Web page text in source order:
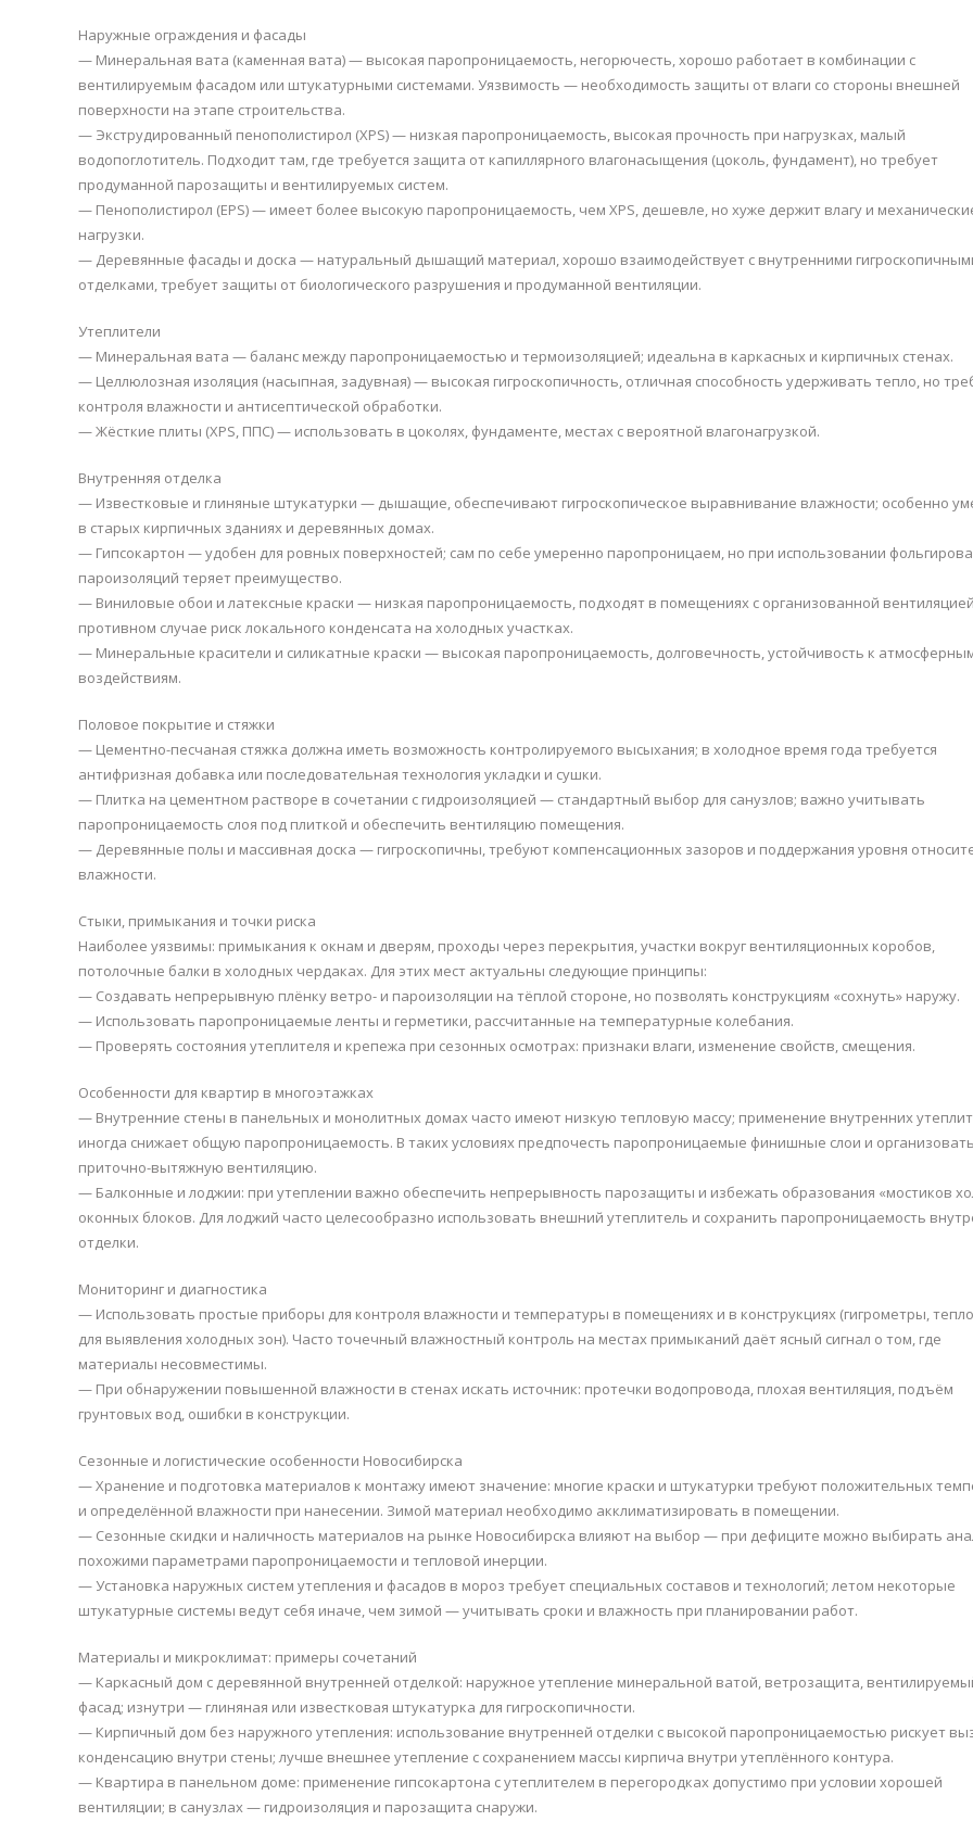
Наружные ограждения и фасады
— Минеральная вата (каменная вата) — высокая паропроницаемость, негорючесть, хорошо работает в комбинации с
вентилируемым фасадом или штукатурными системами. Уязвимость — необходимость защиты от влаги со стороны внешней
поверхности на этапе строительства.
— Экструдированный пенополистирол (XPS) — низкая паропроницаемость, высокая прочность при нагрузках, малый
водопоглотитель. Подходит там, где требуется защита от капиллярного влагонасыщения (цоколь, фундамент), но требует
продуманной парозащиты и вентилируемых систем.
— Пенополистирол (EPS) — имеет более высокую паропроницаемость, чем XPS, дешевле, но хуже держит влагу и
нагрузки.
— Деревянные фасады и доска — натуральный дышащий материал, хорошо взаимодействует с внутренними
отделками, требует защиты от биологического разрушения и продуманной вентиляции.
Утеплители
— Минеральная вата — баланс между паропроницаемостью и термоизоляцией; идеальна в каркасных и кирпичных стенах.
— Целлюлозная изоляция (насыпная, задувная) — высокая гигроскопичность, отличная способность удерживать тепло, но
контроля влажности и антисептической обработки.
— Жёсткие плиты (XPS, ППС) — использовать в цоколях, фундаменте, местах с вероятной влагонагрузкой.
Внутренняя отделка
— Известковые и глиняные штукатурки — дышащие, обеспечивают гигроскопическое выравнивание влажности; особенно
в старых кирпичных зданиях и деревянных домах.
— Гипсокартон — удобен для ровных поверхностей; сам по себе умеренно паропроницаем, но при использовании
пароизоляций теряет преимущество.
— Виниловые обои и латексные краски — низкая паропроницаемость, подходят в помещениях с организованной
противном случае риск локального конденсата на холодных участках.
— Минеральные красители и силикатные краски — высокая паропроницаемость, долговечность, устойчивость к
воздействиям.
Половое покрытие и стяжки
— Цементно-песчаная стяжка должна иметь возможность контролируемого высыхания; в холодное время года требуется
антифризная добавка или последовательная технология укладки и сушки.
— Плитка на цементном растворе в сочетании с гидроизоляцией — стандартный выбор для санузлов; важно учитывать
паропроницаемость слоя под плиткой и обеспечить вентиляцию помещения.
— Деревянные полы и массивная доска — гигроскопичны, требуют компенсационных зазоров и поддержания уровня
влажности.
Стыки, примыкания и точки риска
Наиболее уязвимы: примыкания к окнам и дверям, проходы через перекрытия, участки вокруг вентиляционных коробов,
потолочные балки в холодных чердаках. Для этих мест актуальны следующие принципы:
— Создавать непрерывную плёнку ветро- и пароизоляции на тёплой стороне, но позволять конструкциям «сохнуть» наружу.
— Использовать паропроницаемые ленты и герметики, рассчитанные на температурные колебания.
— Проверять состояния утеплителя и крепежа при сезонных осмотрах: признаки влаги, изменение свойств, смещения.
Особенности для квартир в многоэтажках
— Внутренние стены в панельных и монолитных домах часто имеют низкую тепловую массу; применение внутренних
иногда снижает общую паропроницаемость. В таких условиях предпочесть паропроницаемые финишные слои и организовать
приточно-вытяжную вентиляцию.
— Балконные и лоджии: при утеплении важно обеспечить непрерывность парозащиты и избежать образования «мостиков
оконных блоков. Для лоджий часто целесообразно использовать внешний утеплитель и сохранить паропроницаемость
отделки.
Мониторинг и диагностика
— Использовать простые приборы для контроля влажности и температуры в помещениях и в конструкциях (гигрометры,
для выявления холодных зон). Часто точечный влажностный контроль на местах примыканий даёт ясный сигнал о том, где
материалы несовместимы.
— При обнаружении повышенной влажности в стенах искать источник: протечки водопровода, плохая вентиляция, подъём
грунтовых вод, ошибки в конструкции.
Сезонные и логистические особенности Новосибирска
— Хранение и подготовка материалов к монтажу имеют значение: многие краски и штукатурки требуют положительных
и определённой влажности при нанесении. Зимой материал необходимо акклиматизировать в помещении.
— Сезонные скидки и наличность материалов на рынке Новосибирска влияют на выбор — при дефиците можно выбирать
похожими параметрами паропроницаемости и тепловой инерции.
— Установка наружных систем утепления и фасадов в мороз требует специальных составов и технологий; летом некоторые
штукатурные системы ведут себя иначе, чем зимой — учитывать сроки и влажность при планировании работ.
Материалы и микроклимат: примеры сочетаний
— Каркасный дом с деревянной внутренней отделкой: наружное утепление минеральной ватой, ветрозащита,
фасад; изнутри — глиняная или известковая штукатурка для гигроскопичности.
— Кирпичный дом без наружного утепления: использование внутренней отделки с высокой паропроницаемостью рискует
конденсацию внутри стены; лучше внешнее утепление с сохранением массы кирпича внутри утеплённого контура.
— Квартира в панельном доме: применение гипсокартона с утеплителем в перегородках допустимо при условии хорошей
вентиляции; в санузлах — гидроизоляция и парозащита снаружи.